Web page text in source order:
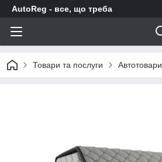
AutoReg - все, що треба
Товари та послуги Автотовари